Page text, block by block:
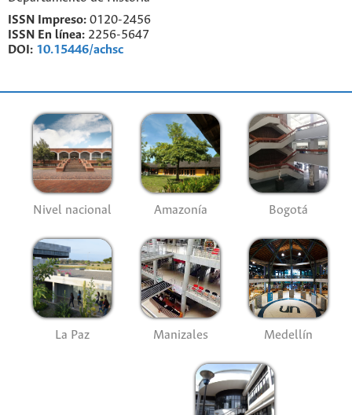
ISSN Impreso: 0120-2456
ISSN En línea: 2256-5647
DOI: 10.15446/achsc
Nivel nacional Amazonía Bogotá
La Paz Manizales Medellín